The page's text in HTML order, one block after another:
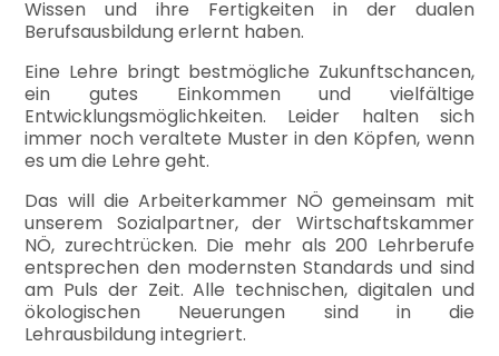
Wissen und ihre Fertigkeiten in der dualen
Berufsausbildung erlernt haben.
Eine Lehre bringt bestmögliche Zukunfts­chancen,
ein gutes Einkommen und vielfältige
Entwicklungsmöglichkeiten. Leider halten sich
immer noch veraltete Muster in den Köpfen, wenn
es um die Lehre geht.
Das will die Arbeiterkammer NÖ gemeinsam mit
unserem Sozialpartner, der Wirtschaftskammer
NÖ, zurechtrücken. Die mehr als 200 Lehrberufe
entsprechen den modernsten Standards und sind
am Puls der Zeit. Alle technischen, digitalen und
ökologischen Neuerungen sind in die
Lehrausbildung integriert.